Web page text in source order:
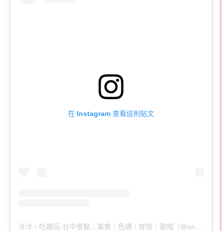
在 Instagram 查看這則貼文
冷冷。吃趣玩-台中景點｜美食｜色調｜穿搭｜歌唱（@ascoldaswater）分享的貼文